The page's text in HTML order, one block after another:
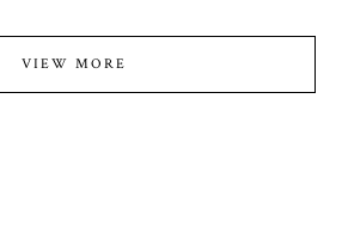
VIEW MORE